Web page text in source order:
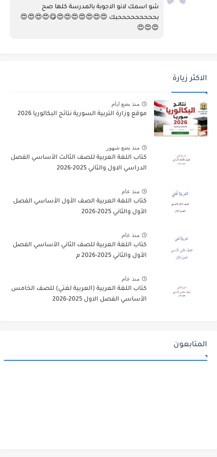
بحححححححححبك 😍😍😍😍😍😍😍😋😍😍😍😍
😍😍😍
الاكثر زيارة
منذ بضع ايام
موقع وزارة التربية السورية نتائج البكالوريا 2026
منذ بضع شهور
كتاب اللغة العربية للصف الثالث الأساسي الفصل
الدراسي الاول والثاني 2025-2026
منذ عام
كتاب اللغة العربية الصف الأول الأساسي الفصل
الأول والثاني 2025-2026
منذ عام
كتاب اللغة العربية للصف الثاني الأساسي الفصل
الأول والثاني 2025-2026 م
منذ عام
كتاب اللغة العربية (العربية لغتي) للصف الخامس
الأساسي الفصل الاول 2025-2026
المتابعون